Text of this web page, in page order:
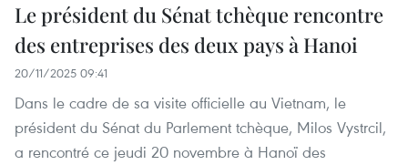
Le président du Sénat tchèque rencontre
des entreprises des deux pays à Hanoi
20/11/2025 09:41
Dans le cadre de sa visite officielle au Vietnam, le
président du Sénat du Parlement tchèque, Milos Vystrcil,
a rencontré ce jeudi 20 novembre à Hanoï des